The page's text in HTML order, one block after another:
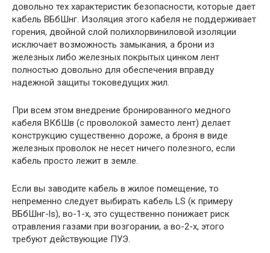
довольно тех характеристик безопасности, которые дает
кабель ВБбШнг. Изоляция этого кабеля не поддерживает
горения, двойной слой полихлорвиниловой изоляции
исключает возможность замыкания, а брони из
железных либо железных покрытых цинком лент
полностью довольно для обеспечения вправду
надежной защиты токоведущих жил.
При всем этом внедрение бронированного медного
кабеля ВКбШв (с проволокой заместо лент) делает
конструкцию существенно дороже, а броня в виде
железных проволок не несет ничего полезного, если
кабель просто лежит в земле.
Если вы заводите кабель в жилое помещение, то
непременно следует выбирать кабель LS (к примеру
ВБбШнг-ls), во-1-х, это существенно понижает риск
отравления газами при возгорании, а во-2-х, этого
требуют действующие ПУЭ.